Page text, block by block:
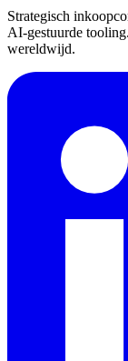
Strategisch
AI-gestuurde
wereldwijd.